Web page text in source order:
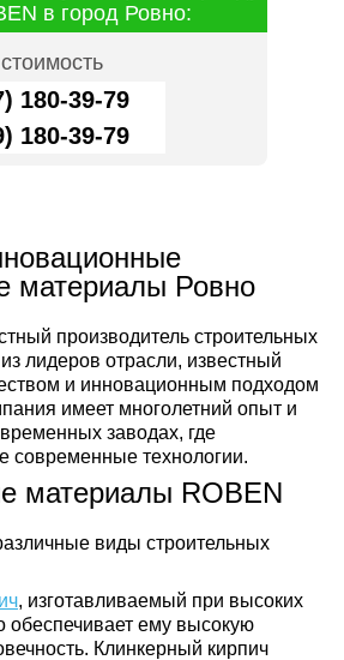
в город Ровно:
180-39-79
180-39-79
материалы Ровно
производитель строительных
лидеров отрасли, известный
и инновационным подходом
имеет многолетний опыт и
заводах, где
современные технологии.
материалы ROBEN
виды строительных
, изготавливаемый при высоких
обеспечивает ему высокую
Клинкерный кирпич